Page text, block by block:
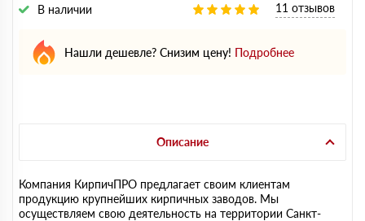
В наличии 11 отзывов
Нашли дешевле? Снизим цену! Подробнее
Описание
Компания КирпичПРО предлагает своим клиентам
продукцию крупнейших кирпичных заводов. Мы
осуществляем свою деятельность на территории Санкт-